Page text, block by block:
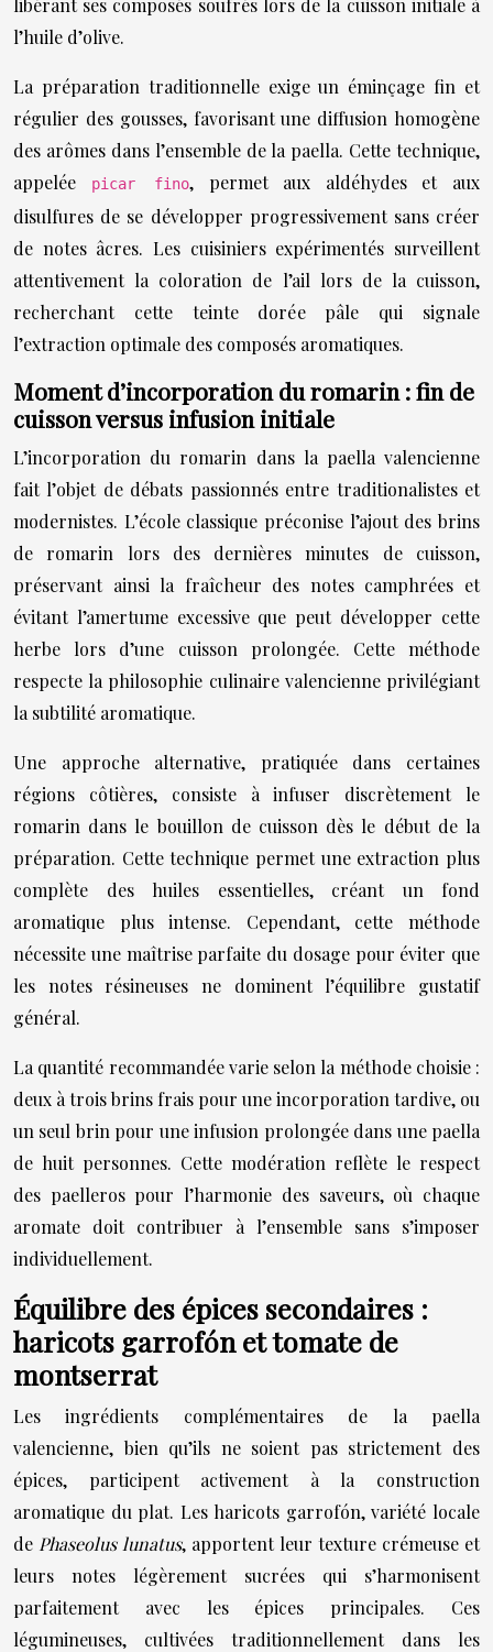
libérant ses composés soufrés lors de la cuisson initiale à
l’huile d’olive.
La préparation traditionnelle exige un éminçage fin et
régulier des gousses, favorisant une diffusion homogène
des arômes dans l’ensemble de la paella. Cette technique,
appelée
picar fino, permet aux aldéhydes et aux
disulfures de se développer progressivement sans créer
de notes âcres. Les cuisiniers expérimentés surveillent
attentivement la coloration de l’ail lors de la cuisson,
recherchant cette teinte dorée pâle qui signale
l’extraction optimale des composés aromatiques.
Moment d’incorporation du romarin : fin de
cuisson versus infusion initiale
L’incorporation du romarin dans la paella valencienne
fait l’objet de débats passionnés entre traditionalistes et
modernistes. L’école classique préconise l’ajout des brins
de romarin lors des dernières minutes de cuisson,
préservant ainsi la fraîcheur des notes camphrées et
évitant l’amertume excessive que peut développer cette
herbe lors d’une cuisson prolongée. Cette méthode
respecte la philosophie culinaire valencienne privilégiant
la subtilité aromatique.
Une approche alternative, pratiquée dans certaines
régions côtières, consiste à infuser discrètement le
romarin dans le bouillon de cuisson dès le début de la
préparation. Cette technique permet une extraction plus
complète des huiles essentielles, créant un fond
aromatique plus intense. Cependant, cette méthode
nécessite une maîtrise parfaite du dosage pour éviter que
les notes résineuses ne dominent l’équilibre gustatif
général.
La quantité recommandée varie selon la méthode choisie :
deux à trois brins frais pour une incorporation tardive, ou
un seul brin pour une infusion prolongée dans une paella
de huit personnes. Cette modération reflète le respect
des paelleros pour l’harmonie des saveurs, où chaque
aromate doit contribuer à l’ensemble sans s’imposer
individuellement.
Équilibre des épices secondaires :
haricots garrofón et tomate de
montserrat
Les ingrédients complémentaires de la paella
valencienne, bien qu’ils ne soient pas strictement des
épices, participent activement à la construction
aromatique du plat. Les haricots garrofón, variété locale
de Phaseolus lunatus, apportent leur texture crémeuse et
leurs notes légèrement sucrées qui s’harmonisent
parfaitement avec les épices principales. Ces
légumineuses, cultivées traditionnellement dans les